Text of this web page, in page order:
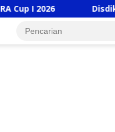
Disdik Langkat